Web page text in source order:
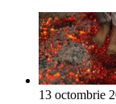
13 octombrie